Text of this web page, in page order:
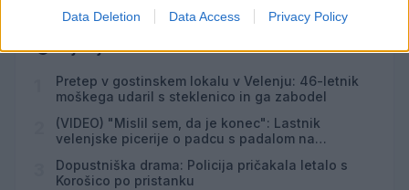
Data Deletion Data Access Privacy Policy
Najbolj brano
Pretep v gostinskem lokalu v Velenju: 46-letnik
moškega udaril s steklenico in ga zabodel
(VIDEO) "Mislil sem, da je konec": Lastnik
velenjske picerije o padcu s padalom na
Dopustniška drama: Policija pričakala letalo s
Korošico po pristanku